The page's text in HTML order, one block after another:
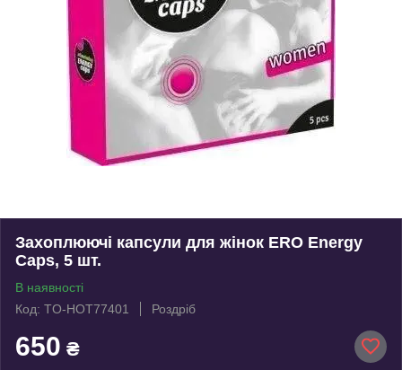
Захоплюючі капсули для жінок ERO Energy
Caps, 5 шт.
В наявності
Код: TO-HOT77401
Роздріб
650 ₴